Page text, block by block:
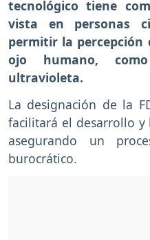
tecnológico tiene
vista en personas
permitir la percepción
ojo humano,
ultravioleta.
La designación de la
facilitará el desarrollo
asegurando un
burocrático.